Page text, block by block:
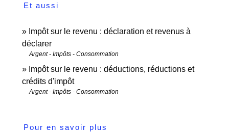
Et aussi
Impôt sur le revenu : déclaration et revenus à
déclarer
Argent - Impôts - Consommation
Impôt sur le revenu : déductions, réductions et
crédits d'impôt
Argent - Impôts - Consommation
Pour en savoir plus